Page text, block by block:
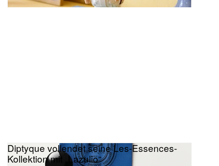
Diptyque vollendet seine Les-Essences-
Kollektion mit „Lazulio“